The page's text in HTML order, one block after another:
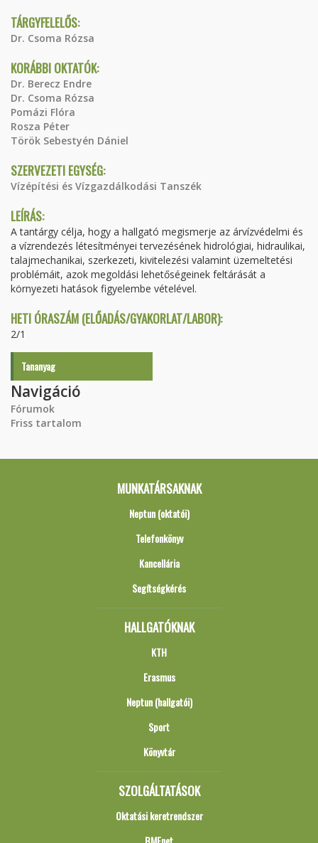
TÁRGYFELELŐS:
Dr. Csoma Rózsa
KORÁBBI OKTATÓK:
Dr. Berecz Endre
Dr. Csoma Rózsa
Pomázi Flóra
Rosza Péter
Török Sebestyén Dániel
SZERVEZETI EGYSÉG:
Vízépítési és Vízgazdálkodási Tanszék
LEÍRÁS:
A tantárgy célja, hogy a hallgató megismerje az árvízvédelmi és
a vízrendezés létesítményei tervezésének hidrológiai, hidraulikai,
talajmechanikai, szerkezeti, kivitelezési valamint üzemeltetési
problémáit, azok megoldási lehetőségeinek feltárását a
környezeti hatások figyelembe vételével.
HETI ÓRASZÁM (ELŐADÁS/GYAKORLAT/LABOR):
2/1
Tananyag
Navigáció
Fórumok
Friss tartalom
MUNKATÁRSAKNAK
Neptun (oktatói)
Telefonkönyv
Kancellária
Segítségkérés
HALLGATÓKNAK
KTH
Erasmus
Neptun (hallgatói)
Sport
Könyvtár
SZOLGÁLTATÁSOK
Oktatási keretrendszer